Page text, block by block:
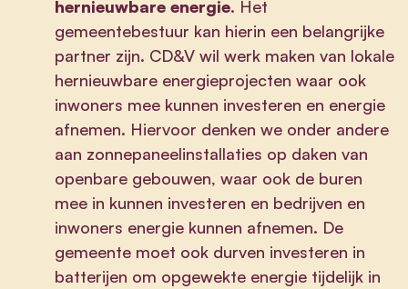
hernieuwbare energie. Het
gemeentebestuur kan hierin een belangrijke
partner zijn. CD&V wil werk maken van lokale
hernieuwbare energieprojecten waar ook
inwoners mee kunnen investeren en energie
afnemen. Hiervoor denken we onder andere
aan zonnepaneelinstallaties op daken van
openbare gebouwen, waar ook de buren
mee in kunnen investeren en bedrijven en
inwoners energie kunnen afnemen. De
gemeente moet ook durven investeren in
batterijen om opgewekte energie tijdelijk in